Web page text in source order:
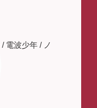
電波少年 / ノ